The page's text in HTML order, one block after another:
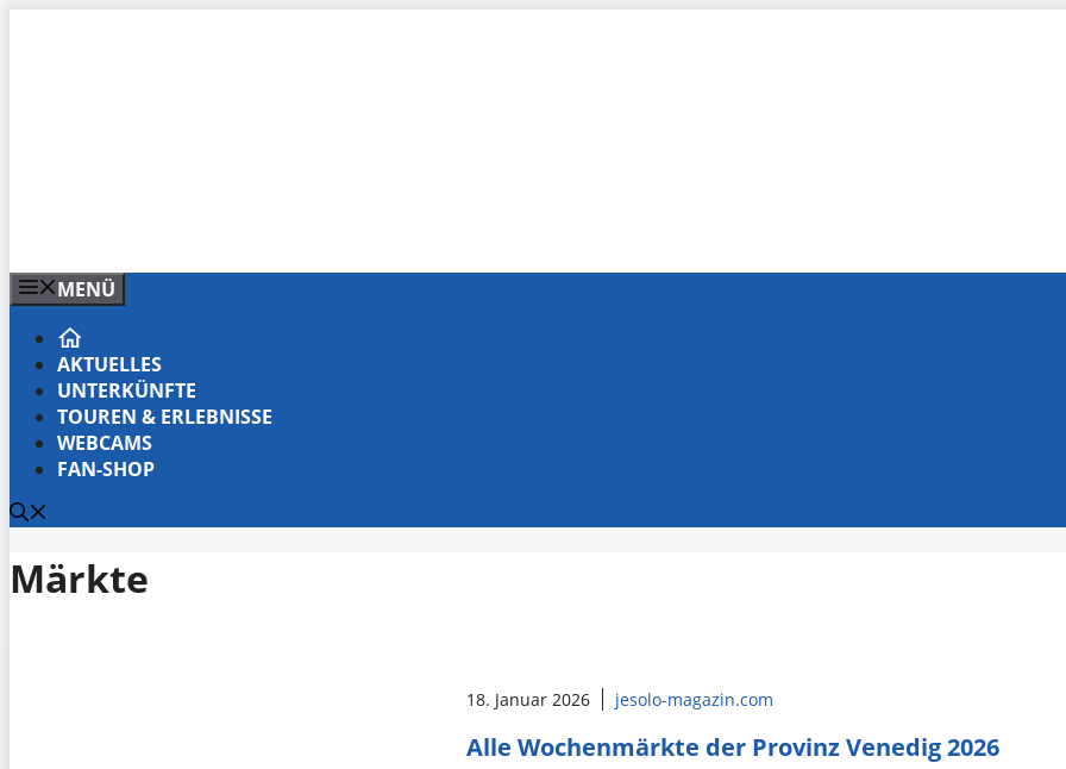
MENÜ
AKTUELLES
UNTERKÜNFTE
TOUREN & ERLEBNISSE
WEBCAMS
FAN-SHOP
Märkte
18. Januar 2026 jesolo-magazin.com
Alle Wochenmärkte der Provinz Venedig 2026